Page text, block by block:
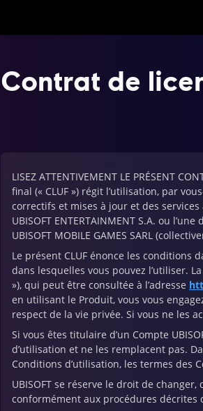
Contrat de
LISEZ ATTENTIVEMENT LE PRÉSENT
final (« CLUF ») régit l’utilisation, par
correctifs et mises à jour et des
UBISOFT ENTERTAINMENT S.A. ou
UBISOFT MOBILE GAMES SARL
Le présent CLUF énonce les conditions
dans lesquelles vous pouvez l’utiliser.
»), qui peut être consultée à l’adresse
en utilisant le Produit, vous vous
respect de la vie privée. Si vous ne les
Si vous êtes titulaire d’un Compte
d’utilisation et ne les remplacent pas.
Conditions d’utilisation, les termes des
UBISOFT se réserve le droit de
conformément aux procédures décrites